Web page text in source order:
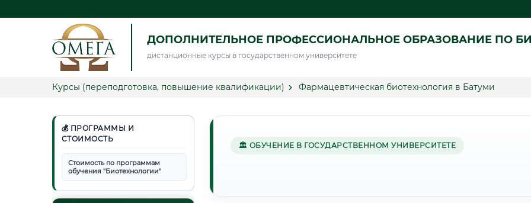
ДОПОЛНИТЕЛЬНОЕ ПРОФЕССИОНАЛЬНОЕ ОБРАЗОВАНИЕ ПО
дистанционные курсы в государственном университете
Курсы (переподготовка, повышение квалификации) Фармацевтическая биотехнология в Батуми
💰 ПРОГРАММЫ И
СТОИМОСТЬ
Стоимость по программам
обучения "Биотехнологии"
🏛 ОБУЧЕНИЕ В ГОСУДАРСТВЕННОМ УНИВЕРСИТЕТЕ